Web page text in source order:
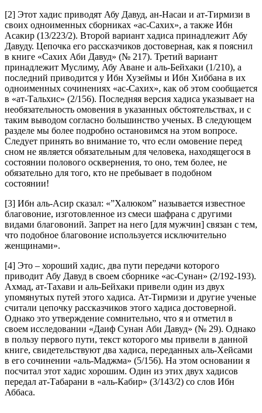
[2] Этот хадис приводят Абу Давуд, ан-Насаи и ат-Тирмизи в
своих одноименных сборниках «ас-Сахих», а также Ибн
Асакир (13/223/2). Второй вариант хадиса принадлежит Абу
Давуду. Цепочка его рассказчиков достоверная, как я пояснил
в книге «Сахих Аби Давуд» (№ 217). Третий вариант
принадлежит Муслиму, Абу Аване и аль-Бейхаки (1/210), а
последний приводится у Ибн Хузеймы и Ибн Хиббана в их
одноименных сочинениях «ас-Сахих», как об этом сообщается
в «ат-Тальхис» (2/156). Последняя версия хадиса указывает на
необязательность омовения в указанных обстоятельствах, и с
таким выводом согласно большинство ученых. В следующем
разделе мы более подробно остановимся на этом вопросе.
Следует принять во внимание то, что если омовение перед
сном не является обязательным для человека, находящегося в
состоянии полового осквернения, то оно, тем более, не
обязательно для того, кто не пребывает в подобном
состоянии!
[3] Ибн аль-Асир сказал: «”Халюком” называется известное
благовоние, изготовленное из смеси шафрана с другими
видами благовоний. Запрет на него [для мужчин] связан с тем,
что подобное благовоние используется исключительно
женщинами».
[4] Это – хороший хадис, два пути передачи которого
приводит Абу Давуд в своем сборнике «ас-Сунан» (2/192‑193).
Ахмад, ат-Тахави и аль-Бейхаки привели один из двух
упомянутых путей этого хадиса. Ат-Тирмизи и другие ученые
считали цепочку рассказчиков этого хадиса достоверной.
Однако это утверждение сомнительно, что я и отметил в
своем исследовании «Даиф Сунан Аби Давуд» (№ 29). Однако
в пользу первого пути, текст которого мы привели в данной
книге, свидетельствуют два хадиса, переданных аль-Хейсами
в его сочинении «аль-Маджма» (5/156). На этом основании я
посчитал этот хадис хорошим. Один из этих двух хадисов
передал ат-Табарани в «аль-Кабир» (3/143/2) со слов Ибн
Аббаса.